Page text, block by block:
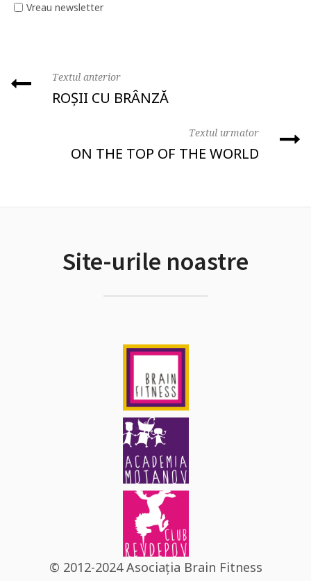
Vreau newsletter
Textul anterior
ROȘII CU BRÂNZĂ
Textul urmator
ON THE TOP OF THE WORLD
Site-urile noastre
© 2012-2024 Asociația Brain Fitness